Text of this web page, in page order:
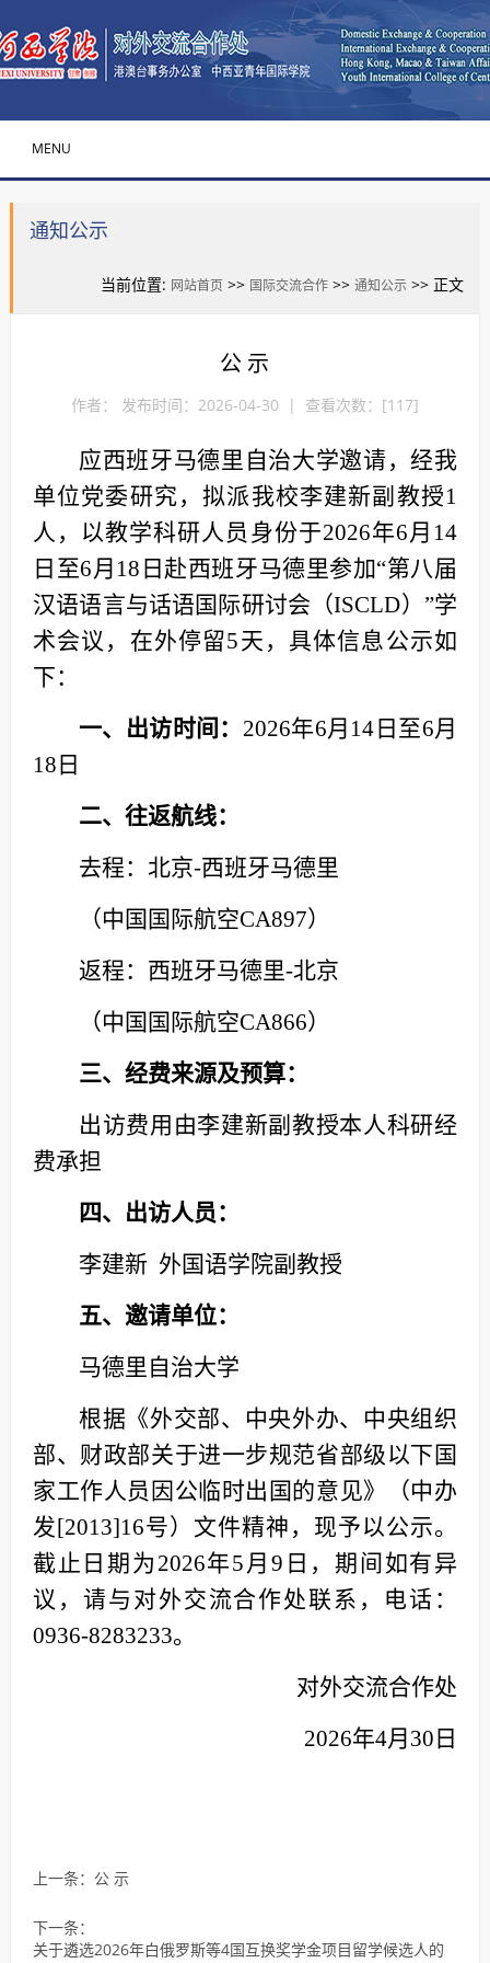
MENU
通知公示
当前位置: 网站首页 >> 国际交流合作 >>通知公示 >> 正文
公 示
作者： 发布时间：2026-04-30 | 查看次数：[117]
应西班牙马德里自治大学邀请，经我
单位党委研究，拟派我校李建新副教授1
人，以教学科研人员身份于2026年6月14
日至6月18日赴西班牙马德里参加“第八届
汉语语言与话语国际研讨会（ISCLD）”学
术会议，在外停留5天，具体信息公示如
下：
一、出访时间： 2026年6月14日至6月
18日
二、往返航线：
去程：北京-西班牙马德里
（中国国际航空CA897）
返程：西班牙马德里-北京
（中国国际航空CA866）
三、经费来源及预算：
出访费用由李建新副教授本人科研经
费承担
四、出访人员：
李建新 外国语学院副教授
五、邀请单位：
马德里自治大学
根据《外交部、中央外办、中央组织
部、财政部关于进一步规范省部级以下国
家工作人员因公临时出国的意见》（中办
发[2013]16号）文件精神，现予以公示。
截止日期为2026年5月9日，期间如有异
议，请与对外交流合作处联系，电话：
0936-8283233。
对外交流合作处
2026年4月30日
上一条： 公 示
下一条：
关于遴选2026年白俄罗斯等4国互换奖学金项目留学候选人的